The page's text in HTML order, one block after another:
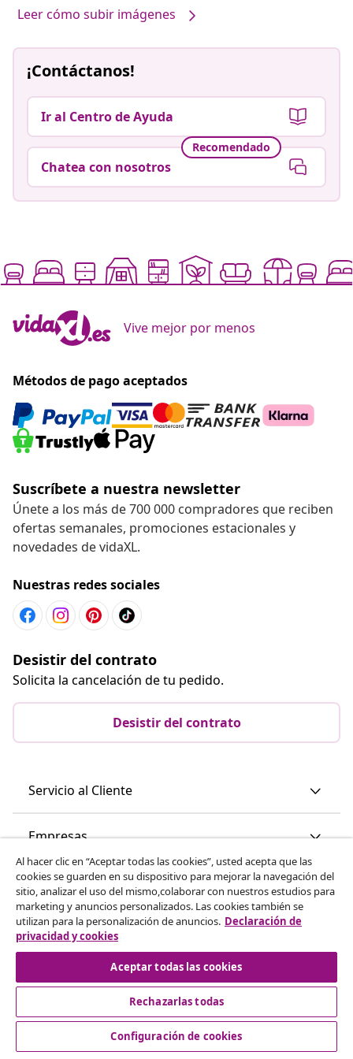
Leer cómo subir imágenes
¡Contáctanos!
Ir al Centro de Ayuda
Recomendado
Chatea con nosotros
Vive mejor por menos
Métodos de pago aceptados
Suscríbete a nuestra newsletter
Únete a los más de 700 000 compradores que reciben
ofertas semanales, promociones estacionales y
novedades de vidaXL.
Nuestras redes sociales
Desistir del contrato
Solicita la cancelación de tu pedido.
Desistir del contrato
Servicio al Cliente
Empresas
vidaXL
Descubre mas
© 2008-2026 vidaXL www.vidaxl.es es una página web de
Al hacer clic en “Aceptar todas las cookies”, usted acepta que las
cookies se guarden en su dispositivo para mejorar la navegación del
sitio, analizar el uso del mismo,colaborar con nuestros estudios para
marketing y anuncios personalizados. Las cookies también se
utilizan para la personalización de anuncios. Declaración de
privacidad y cookies
Aceptar todas las cookies
Rechazarlas todas
Configuración de cookies